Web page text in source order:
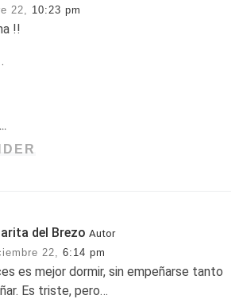
22, 10:23 pm
!!
del Brezo Autor
22,
6:14 pm
es mejor dormir, sin empeñarse tanto
Es triste, pero…